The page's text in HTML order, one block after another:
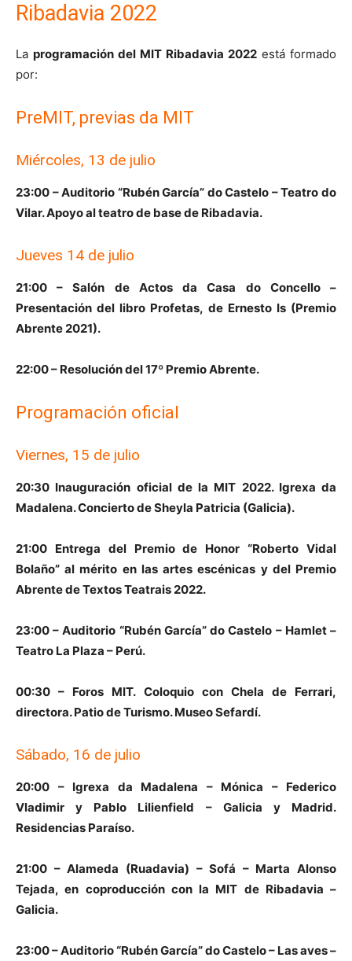
Ribadavia 2022
La programación del MIT Ribadavia 2022 está formado
por:
PreMIT, previas da MIT
Miércoles, 13 de julio
23:00 – Auditorio “Rubén García” do Castelo – Teatro do
Vilar. Apoyo al teatro de base de Ribadavia.
Jueves 14 de julio
21:00 – Salón de Actos da Casa do Concello –
Presentación del libro Profetas, de Ernesto Is (Premio
Abrente 2021).
22:00 – Resolución del 17º Premio Abrente.
Programación oficial
Viernes, 15 de julio
20:30 Inauguración oficial de la MIT 2022. Igrexa da
Madalena. Concierto de Sheyla Patricia (Galicia).
21:00 Entrega del Premio de Honor “Roberto Vidal
Bolaño” al mérito en las artes escénicas y del Premio
Abrente de Textos Teatrais 2022.
23:00 – Auditorio “Rubén García” do Castelo – Hamlet –
Teatro La Plaza – Perú.
00:30 – Foros MIT. Coloquio con Chela de Ferrari,
directora. Patio de Turismo. Museo Sefardí.
Sábado, 16 de julio
20:00 – Igrexa da Madalena – Mónica – Federico
Vladimir y Pablo Lilienfield – Galicia y Madrid.
Residencias Paraíso.
21:00 – Alameda (Ruadavia) – Sofá – Marta Alonso
Tejada, en coproducción con la MIT de Ribadavia –
Galicia.
23:00 – Auditorio “Rubén García” do Castelo – Las aves –